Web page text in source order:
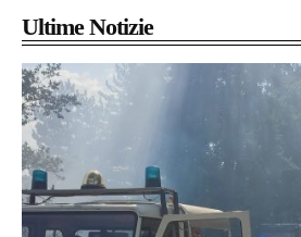
Ultime Notizie